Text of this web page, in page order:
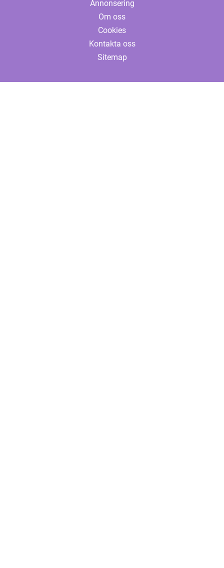
Annonsering
Om oss
Cookies
Kontakta oss
Sitemap